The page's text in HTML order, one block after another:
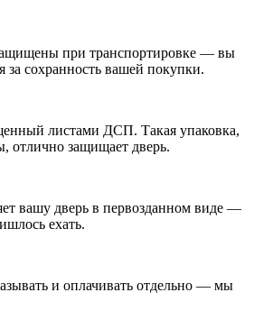
при транспортировке — вы
за сохранность вашей покупки.
листами ДСП. Такая упаковка,
отлично защищает дверь.
вашу дверь в первозданном виде —
ехать.
и оплачивать отдельно — мы